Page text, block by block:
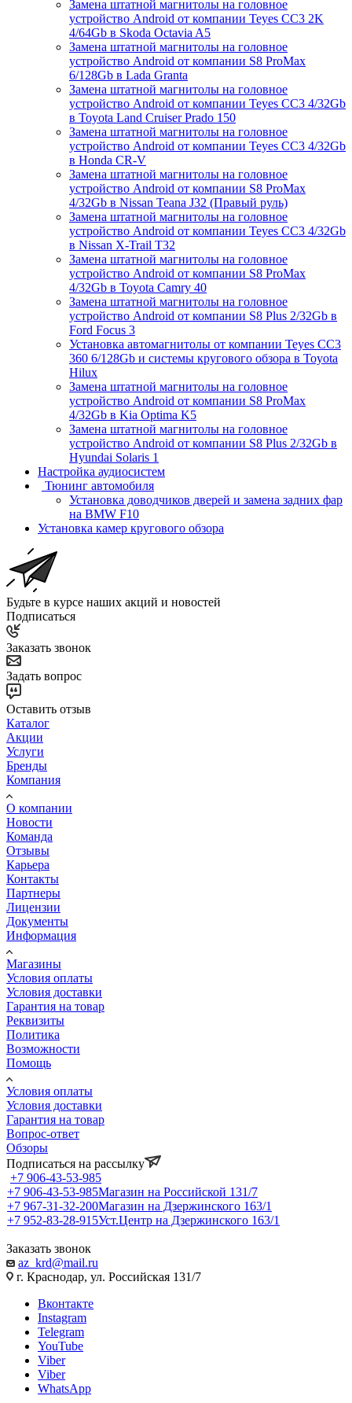
Замена штатной магнитолы на головное
устройство Android от компании Teyes CC3 2K
4/64Gb в Skoda Octavia A5
Замена штатной магнитолы на головное
устройство Android от компании S8 ProMax
6/128Gb в Lada Granta
Замена штатной магнитолы на головное
устройство Android от компании Teyes CC3 4/32Gb
в Toyota Land Cruiser Prado 150
Замена штатной магнитолы на головное
устройство Android от компании Teyes CC3 4/32Gb
в Honda CR-V
Замена штатной магнитолы на головное
устройство Android от компании S8 ProMax
4/32Gb в Nissan Teana J32 (Правый руль)
Замена штатной магнитолы на головное
устройство Android от компании Teyes CC3 4/32Gb
в Nissan X-Trail T32
Замена штатной магнитолы на головное
устройство Android от компании S8 ProMax
4/32Gb в Toyota Camry 40
Замена штатной магнитолы на головное
устройство Android от компании S8 Plus 2/32Gb в
Ford Focus 3
Установка автомагнитолы от компании Teyes CC3
360 6/128Gb и системы кругового обзора в Toyota
Hilux
Замена штатной магнитолы на головное
устройство Android от компании S8 ProMax
4/32Gb в Kia Optima K5
Замена штатной магнитолы на головное
устройство Android от компании S8 Plus 2/32Gb в
Hyundai Solaris 1
Настройка аудиосистем
Тюнинг автомобиля
Установка доводчиков дверей и замена задних фар
на BMW F10
Установка камер кругового обзора
Будьте в курсе наших акций и новостей
Подписаться
Заказать звонок
Задать вопрос
Оставить отзыв
Каталог
Акции
Услуги
Бренды
Компания
О компании
Новости
Команда
Отзывы
Карьера
Контакты
Партнеры
Лицензии
Документы
Информация
Магазины
Условия оплаты
Условия доставки
Гарантия на товар
Реквизиты
Политика
Возможности
Помощь
Условия оплаты
Условия доставки
Гарантия на товар
Вопрос-ответ
Обзоры
Подписаться на рассылку
+7 906-43-53-985
+7 906-43-53-985Магазин на Российской 131/7
+7 967-31-32-200Магазин на Дзержинского 163/1
+7 952-83-28-915Уст.Центр на Дзержинского 163/1
Заказать звонок
az_krd@mail.ru
г. Краснодар, ул. Российская 131/7
Вконтакте
Instagram
Telegram
YouTube
Viber
Viber
WhatsApp